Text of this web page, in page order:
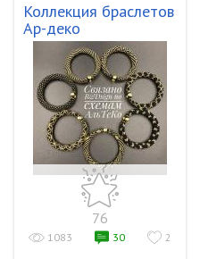
Коллекция браслетов
Ар-деко
76
1083 30 2